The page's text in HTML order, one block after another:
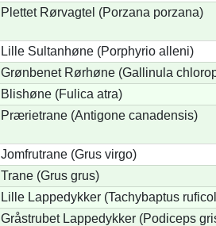
Plettet Rørvagtel (Porzana porzana)
Lille Sultanhøne (Porphyrio alleni)
Grønbenet Rørhøne (Gallinula
Blishøne (Fulica atra)
Prærietrane (Antigone canadensis)
Jomfrutrane (Grus virgo)
Trane (Grus grus)
Lille Lappedykker (Tachybaptus
Gråstrubet Lappedykker (Podiceps